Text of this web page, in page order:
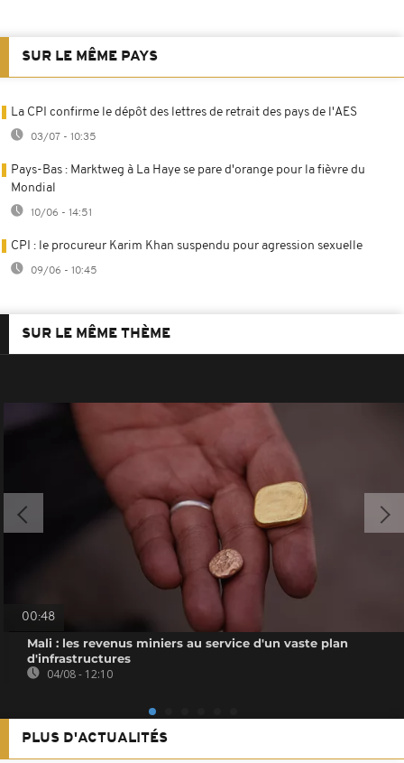
SUR LE MÊME PAYS
La CPI confirme le dépôt des lettres de retrait des pays de l'AES
03/07 - 10:35
Pays-Bas : Marktweg à La Haye se pare d'orange pour la fièvre du
Mondial
10/06 - 14:51
CPI : le procureur Karim Khan suspendu pour agression sexuelle
09/06 - 10:45
SUR LE MÊME THÈME
00:48
Mali : les revenus miniers au service d'un vaste plan
d'infrastructures
04/08 - 12:10
PLUS D'ACTUALITÉS